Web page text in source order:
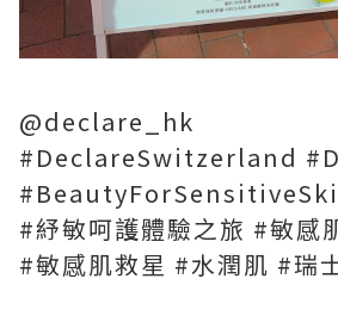
@declare_hk
#DeclareSwitzerland
#紓敏呵護體驗之旅 #敏感
#敏感肌救星 #水潤肌 #瑞